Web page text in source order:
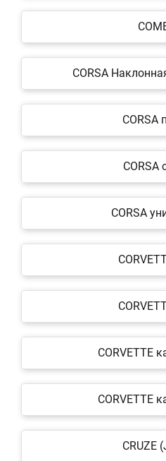
CORSA
CORSA
CORSA
CORSA
CORVETTE
CORVETTE
CRUZE